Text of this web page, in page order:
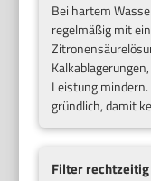
Bei hartem
regelmäßig mit
Leistung
gründlich, damit
Filter